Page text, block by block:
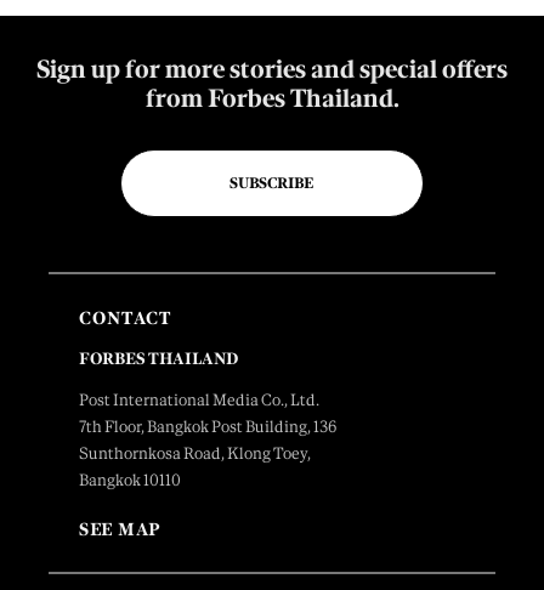
Sign up for more stories and special offers
from Forbes Thailand.
SUBSCRIBE
CONTACT
FORBES THAILAND
Post International Media Co., Ltd.
7th Floor, Bangkok Post Building, 136
Sunthornkosa Road, Klong Toey,
Bangkok 10110
SEE MAP